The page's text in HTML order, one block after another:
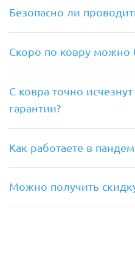
Безопасно ли
Скоро по ковру можно
С ковра точно
гарантии?
Как работаете в
Можно получить